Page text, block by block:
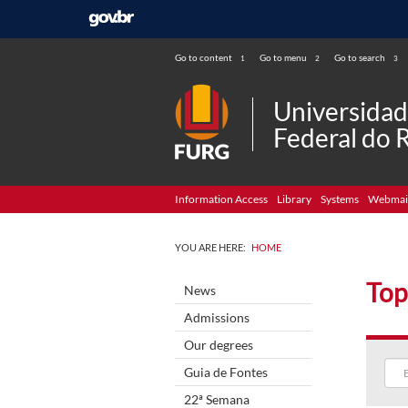
Go to content 1 Go to menu 2 Go to search 3
Federal do
Information Access Library Systems
YOU ARE HERE: HOME
News
Admissions
Our degrees
Guia de Fontes
22ª Semana